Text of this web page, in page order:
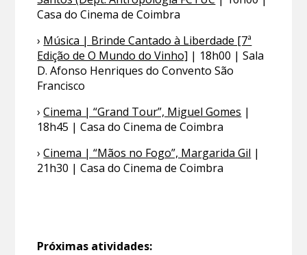
Casa do Cinema de Coimbra
› Música | Brinde Cantado à Liberdade [7ª
Edição de O Mundo do Vinho] | 18h00 | Sala
D. Afonso Henriques do Convento São
Francisco
›Cinema | “Grand Tour”, Miguel Gomes |
18h45 | Casa do Cinema de Coimbra
›Cinema | “Mãos no Fogo”, Margarida Gil |
21h30 | Casa do Cinema de Coimbra
Próximas atividades: